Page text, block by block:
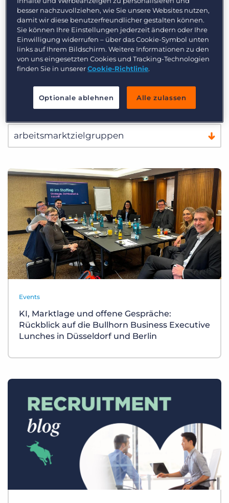
können.
Events
KI, Marktlage und offene Gespräche:
Rückblick auf die Bullhorn Business Executive
Lunches in Düsseldorf und Berlin
besser nachzuvollziehen, wie Sie unsere Websites nutzen,
damit wir diese benutzerfreundlicher gestalten können.
Sie können Ihre Einstellungen jederzeit ändern oder Ihre
Einwilligung widerrufen – über das Cookie-Symbol unten
links auf Ihrem Bildschirm. Weitere Informationen zu den
von uns eingesetzten Cookies und Tracking-Technologien
finden Sie in unsererCookie-Richtlinie.
Optionale ablehnen Alle zulassen